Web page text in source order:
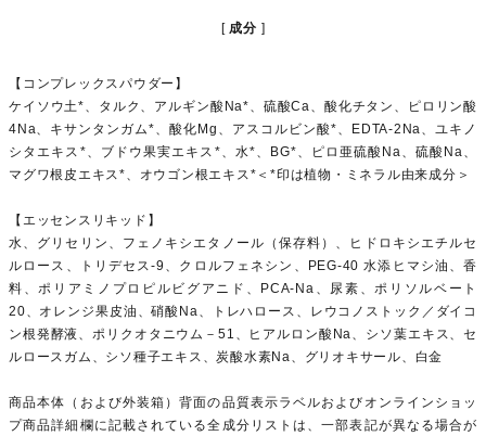
成分
【コンプレックスパウダー】
ケイソウ土*、タルク、アルギン酸Na*、硫酸Ca、酸化チタン、ピロリン酸
4Na、キサンタンガム*、酸化Mg、アスコルビン酸*、EDTA-2Na、ユキノ
シタエキス*、ブドウ果実エキス*、水*、BG*、ピロ亜硫酸Na、硫酸Na、
マグワ根皮エキス*、オウゴン根エキス*＜*印は植物・ミネラル由来成分＞
【エッセンスリキッド】
水、グリセリン、フェノキシエタノール（保存料）、ヒドロキシエチルセ
ルロース、トリデセス-9、クロルフェネシン、PEG-40 水添ヒマシ油、香
料、ポリアミノプロピルビグアニド、PCA-Na、尿素、ポリソルベート
20、オレンジ果皮油、硝酸Na、トレハロース、レウコノストック／ダイコ
ン根発酵液、ポリクオタニウム－51、ヒアルロン酸Na、シソ葉エキス、セ
ルロースガム、シソ種子エキス、炭酸水素Na、グリオキサール、白金
商品本体（および外装箱）背面の品質表示ラベルおよびオンラインショッ
プ商品詳細欄に記載されている全成分リストは、一部表記が異なる場合が